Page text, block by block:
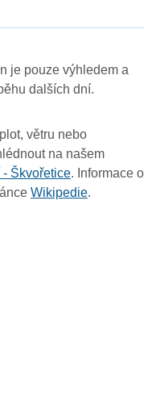
je pouze výhledem a
dalších dní.
větru nebo
na našem
- Škvořetice. Informace o
Wikipedie.